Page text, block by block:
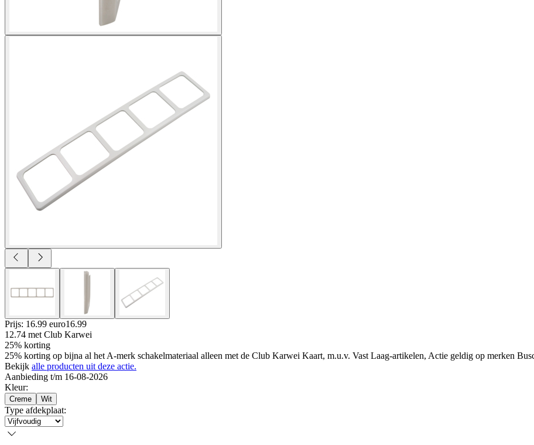
Prijs: 16.99 euro16.99
12.74 met Club Karwei
25% korting
25% korting op bijna al het A-merk schakelmateriaal alleen met de Club Karwei Kaart, m.u.v. Vast Laag-artikelen, Actie geldig op merken
Bekijk alle producten uit deze actie.
Aanbieding t/m 16-08-2026
Kleur:
Creme Wit
Type afdekplaat: